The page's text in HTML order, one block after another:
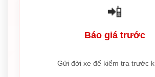
📲
Báo giá trước
Gửi đời xe để kiểm tra trước